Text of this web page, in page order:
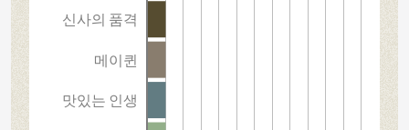
신사의 품격
메이퀸
맛있는 인생